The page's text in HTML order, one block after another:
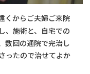
くからご夫婦ご来院
、施術と、自宅での
数回の通院で完治し
ったので治せてよか